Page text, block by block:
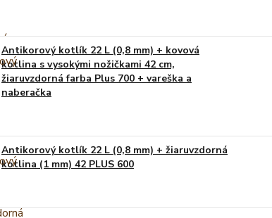
Antikorový kotlík 22 L (0,8 mm) + kovová
kotlina s vysokými nožičkami 42 cm,
žiaruvzdorná farba Plus 700 + vareška a
naberačka
Antikorový kotlík 22 L (0,8 mm) + žiaruvzdorná
kotlina (1 mm) 42 PLUS 600